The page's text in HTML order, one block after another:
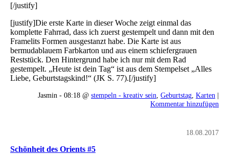
[/justify]
[justify]Die erste Karte in dieser Woche zeigt einmal das
komplette Fahrrad, dass ich zuerst gestempelt und dann mit den
Framelits Formen ausgestanzt habe. Die Karte ist aus
bermudablauem Farbkarton und aus einem schiefergrauen
Reststück. Den Hintergrund habe ich nur mit dem Rad
gestempelt. „Heute ist dein Tag“ ist aus dem Stempelset „Alles
Liebe, Geburtstagskind!“ (JK S. 77).[/justify]
Jasmin - 08:18 @ stempeln - kreativ sein Geburtstag Karten |
Kommentar hinzufügen
18.08.2017
Schönheit des Orients #5